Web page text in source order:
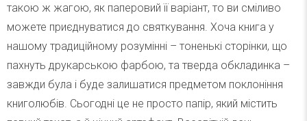
такою ж жагою, як паперовий її варіант, то ви сміливо
можете приєднуватися до святкування. Хоча книга у
нашому традиційному розумінні – тоненькі сторінки, що
пахнуть друкарською фарбою, та тверда обкладинка –
завжди була і буде залишатися предметом поклоніння
книголюбів. Сьогодні це не просто папір, який містить